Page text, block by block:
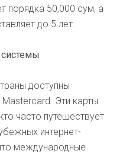
порядка 50,000 сум, а
до 5 лет.
доступны
Эти карты
часто путешествует
интернет-
международные